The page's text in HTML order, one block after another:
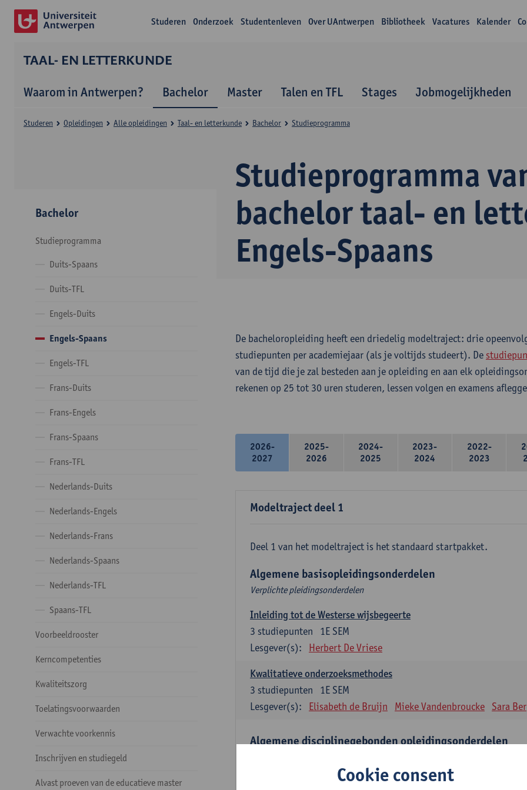
Studeren Onderzoek Studentenleven Over UAntwerpen Bibliotheek Vacatures Kalender
TAAL- EN LETTERKUNDE
Waarom in Antwerpen? Bachelor Master Talen en TFL Stages Jobmogelijkheden
Studieprogramma
bachelor taal- en
Engels-Spaans
Studeren Opleidingen Alle opleidingen Taal- en letterkunde Bachelor Studieprogramma
Bachelor
Studieprogramma
Duits-Spaans
Duits-TFL
Engels-Duits
Engels-Spaans
Engels-TFL
Frans-Duits
Frans-Engels
Frans-Spaans
Frans-TFL
Nederlands-Duits
Nederlands-Engels
Nederlands-Frans
Nederlands-Spaans
Nederlands-TFL
Spaans-TFL
Voorbeeldrooster
Kerncompetenties
Kwaliteitszorg
Toelatingsvoorwaarden
Verwachte voorkennis
Inschrijven en studiegeld
Alvast proeven van de educatieve master
De bacheloropleiding heeft een driedelig modeltraject: drie
studiepunten per academiejaar (als je voltijds studeert). De
van de tijd die je zal besteden aan je opleiding en aan elk
rekenen op 25 tot 30 uren studeren, lessen volgen en examens
2026-
2027
2025-
2026
2024-
2025
2023-
2024
2022-
2023
Modeltraject deel 1
Deel 1 van het modeltraject is het standaard startpakket.
Algemene basisopleidingsonderdelen
Verplichte pleidingsonderdelen
Inleiding tot de Westerse wijsbegeerte
1E SEM
3 studiepunten
Lesgever(s):
Herbert De Vriese
Kwalitatieve onderzoeksmethodes
1E SEM
3 studiepunten
Lesgever(s):
Elisabeth de Bruijn Mieke Vandenbroucke Sara
Algemene disciplinegebonden opleidingsonderdelen
Literatuur en diversiteitCookie consent